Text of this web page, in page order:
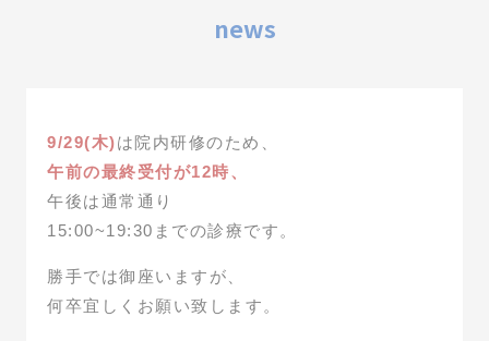
news
9/29(木)は院内研修のため、
午前の最終受付が12時、
午後は通常通り
15:00~19:30までの診療です。
勝手では御座いますが、
何卒宜しくお願い致します。